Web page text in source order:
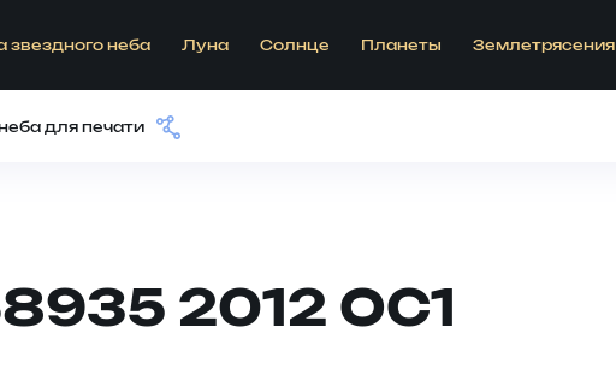
звездного неба Луна Солнце Планеты Землетрясения
для печати
2012 OC1